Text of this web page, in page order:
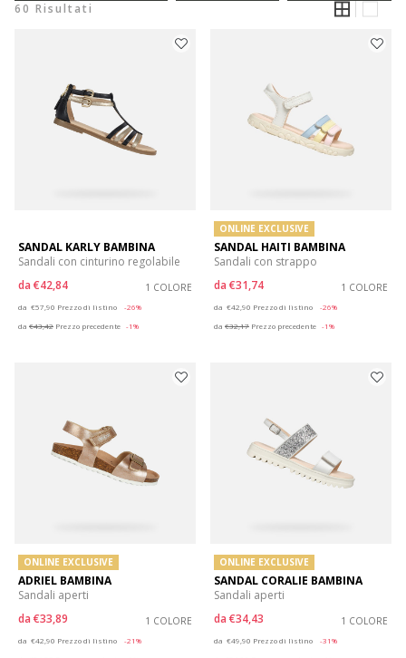
60 Risultati
SANDAL KARLY BAMBINA
Sandali con cinturino regolabile
da €42,84 1 COLORE
da €57,90 Prezzo di listino
-26%
da €43,42 Prezzo precedente -1%
ONLINE EXCLUSIVE
SANDAL HAITI BAMBINA
Sandali con strappo
da €31,74 1 COLORE
da €42,90 Prezzo di listino
-26%
da €32,17 Prezzo precedente -1%
ONLINE EXCLUSIVE
ADRIEL BAMBINA
Sandali aperti
da €33,89 1 COLORE
da €42,90 Prezzo di listino
-21%
ONLINE EXCLUSIVE
SANDAL CORALIE BAMBINA
Sandali aperti
da €34,43 1 COLORE
da €49,90 Prezzo di listino
-31%